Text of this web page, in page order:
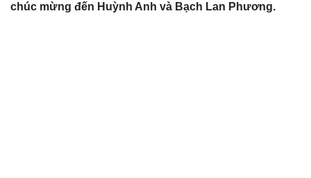
chúc mừng đến Huỳnh Anh và Bạch Lan Phương.